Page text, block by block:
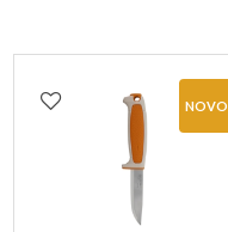
NOVO